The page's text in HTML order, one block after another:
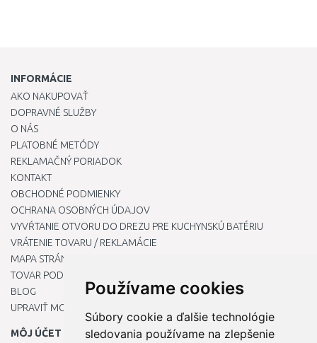
Používame cookies
Súbory cookie a ďalšie technológie
sledovania používame na zlepšenie
INFORMÁCIE
AKO NAKUPOVAŤ
DOPRAVNÉ SLUŽBY
O NÁS
PLATOBNÉ METÓDY
REKLAMAČNÝ PORIADOK
KONTAKT
OBCHODNÉ PODMIENKY
OCHRANA OSOBNÝCH ÚDAJOV
VYVŔTANIE OTVORU DO DREZU PRE KUCHYNSKÚ BATÉRIU
VRÁTENIE TOVARU / REKLAMÁCIE
MAPA STRÁNOK
TOVAR PODĽA ZNAČIEK
BLOG
UPRAVIŤ MOJE PREDVOĽBY COOKIES
MÔJ ÚČET